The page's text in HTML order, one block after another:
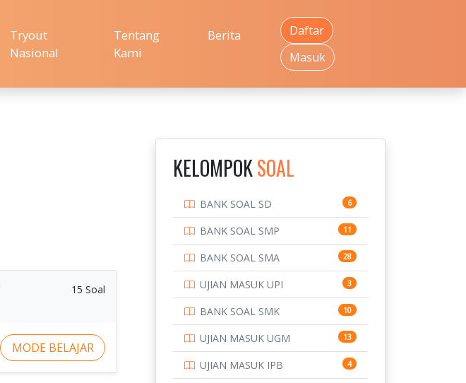
Tryout
Nasional
Tentang
Kami
Berita
Daftar
Masuk
15 Soal
MODE BELAJAR
KELOMPOKSOAL
BANK SOAL SD 6
BANK SOAL SMP 11
BANK SOAL SMA 28
UJIAN MASUK UPI 3
BANK SOAL SMK 10
UJIAN MASUK UGM 13
UJIAN MASUK IPB 4